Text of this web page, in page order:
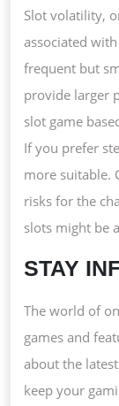
Slot volatility,
associated
frequent but
provide larger
slot game
If you prefer
more suitable.
risks for the
slots might be
STAY
The world of
games and
about the
keep your